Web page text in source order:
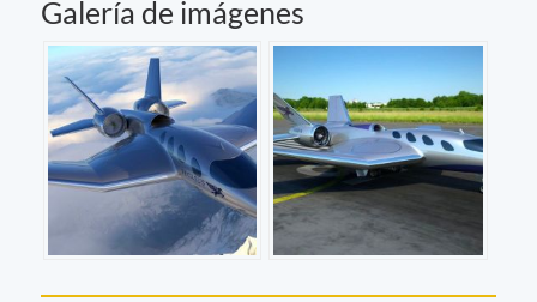
Galería de imágenes